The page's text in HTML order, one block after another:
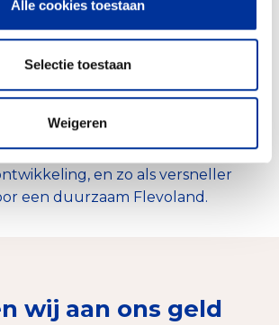
Alle cookies toestaan
Selectie toestaan
Weigeren
ontwikkelen voor:
en dorpen, energiebesparing
en inzetten voor
en zo als versneller
een duurzaam Flevoland.
wij aan ons geld